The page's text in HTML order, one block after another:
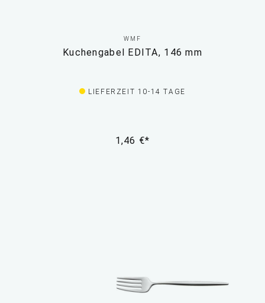
WMF
Kuchengabel EDITA, 146 mm
LIEFERZEIT 10-14 TAGE
1,46 €*